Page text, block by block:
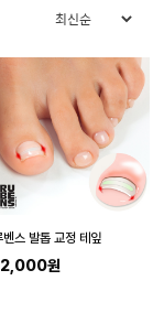
벤스 발톱 교정 테잎
원